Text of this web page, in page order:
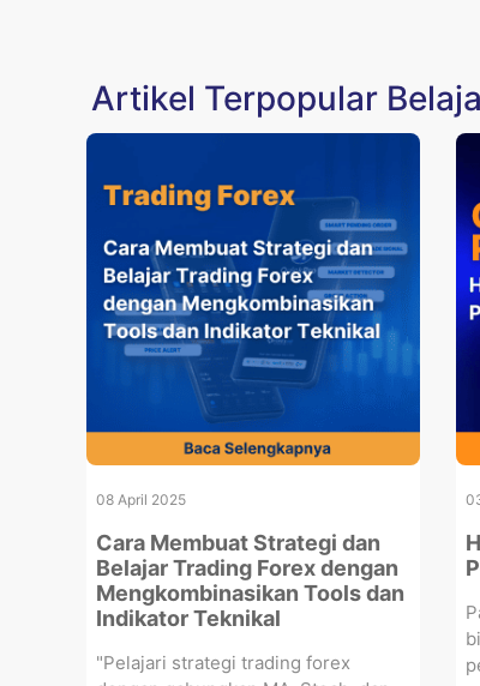
Artikel Terpopular
08 April 2025
Cara Membuat Strategi dan
Belajar Trading Forex dengan
Mengkombinasikan Tools dan
Indikator Teknikal
"Pelajari strategi trading forex